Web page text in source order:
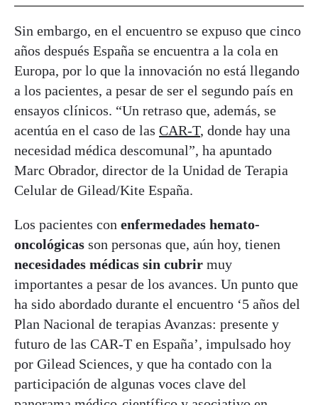
Sin embargo, en el encuentro se expuso que cinco
años después España se encuentra a la cola en
Europa, por lo que la innovación no está llegando
a los pacientes, a pesar de ser el segundo país en
ensayos clínicos. “Un retraso que, además, se
acentúa en el caso de las CAR-T, donde hay una
necesidad médica descomunal”, ha apuntado
Marc Obrador, director de la Unidad de Terapia
Celular de Gilead/Kite España.
Los pacientes con enfermedades hemato-
oncológicas son personas que, aún hoy, tienen
necesidades médicas sin cubrir muy
importantes a pesar de los avances. Un punto que
ha sido abordado durante el encuentro ‘5 años del
Plan Nacional de terapias Avanzas: presente y
futuro de las CAR-T en España’, impulsado hoy
por Gilead Sciences, y que ha contado con la
participación de algunas voces clave del